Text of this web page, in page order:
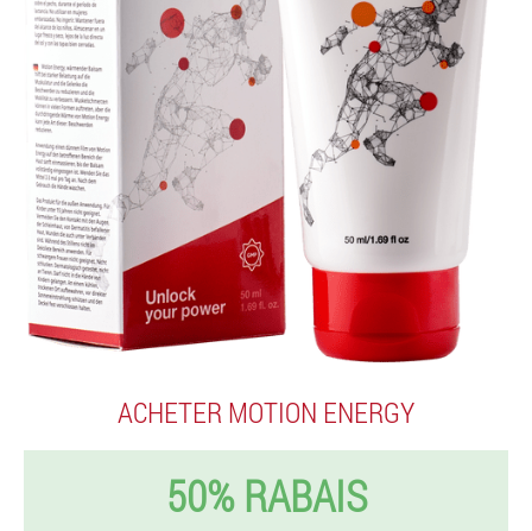
ACHETER MOTION ENERGY
50% RABAIS